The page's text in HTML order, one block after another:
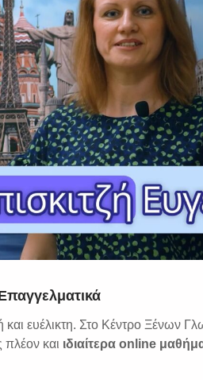
και ευέλικτη. Στο Κέντρο Ξένων
και ιδιαίτερα online